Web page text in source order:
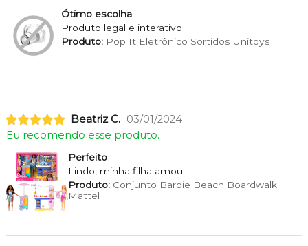
Ótimo escolha
Produto legal e interativo
Produto:Pop It Eletrônico Sortidos Unitoys
Beatriz C. 03/01/2024
Eu recomendo esse produto.
Perfeito
Lindo, minha filha amou.
Produto:Conjunto Barbie Beach Boardwalk
Mattel